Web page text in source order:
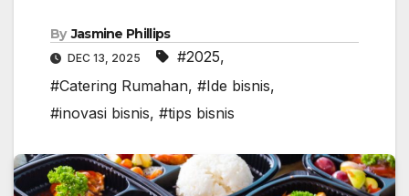
By Jasmine Phillips
DEC 13, 2025 #2025,
#Catering Rumahan, #Ide bisnis,
#inovasi bisnis, #tips bisnis